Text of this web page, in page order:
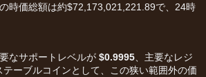
時価総額は約$72,173,021,221.89で、24時
なサポートレベルが $0.9995 、主要なレジ
ーブルコインとして、この狭い範囲外の価